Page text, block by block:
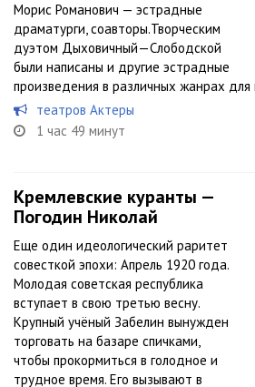
Морис Романович — эстрадные
драматурги, соавторы.Творческим
дуэтом Дыховичный—Слободской
были написаны и другие эстрадные
произведения в различных жанрах
театров Актеры
1 час 49 минут
Кремлевские куранты —
Погодин Николай
Еще один идеологический раритет
совесткой эпохи: Апрель 1920 года.
Молодая советская республика
вступает в свою третью весну.
Крупный учёный Забелин вынужден
торговать на базаре спичками,
чтобы прокормиться в голодное и
трудное время. Его вызывают в